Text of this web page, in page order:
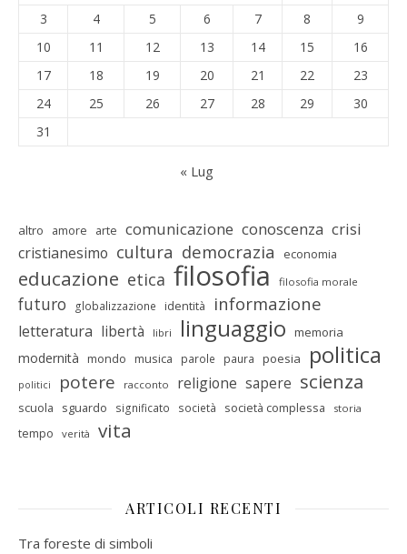
3
4 5 6 7 8
9
10
11 12 13 14 15
16
17
18 19 20 21 22
23
24
25 26 27 28 29
30
31
« Lug
altro amore arte comunicazione conoscenza crisi
cristianesimo cultura democrazia economia
educazione etica filosofia filosofia morale
futuro globalizzazione identità informazione
letteratura libertà libri linguaggio memoria
modernità mondo musica parole paura poesia politica
politici potere racconto religione sapere scienza
scuola sguardo significato società società complessa storia
tempo verità vita
ARTICOLI RECENTI
Tra foreste di simboli